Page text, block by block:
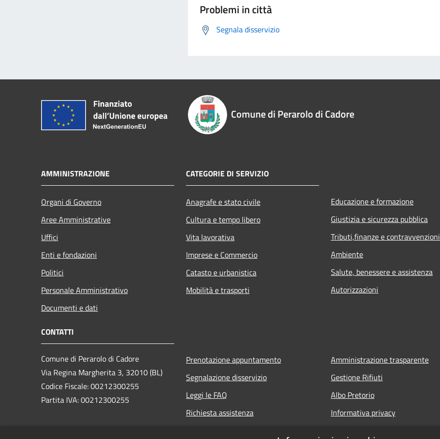
Problemi in città
Segnala disservizio
Comune di Perarolo di Cadore
AMMINISTRAZIONE
Organi di Governo
Aree Amministrative
Uffici
Enti e fondazioni
Politici
Personale Amministrativo
Documenti e dati
CATEGORIE DI SERVIZIO
Anagrafe e stato civile
Cultura e tempo libero
Vita lavorativa
Imprese e Commercio
Catasto e urbanistica
Mobilità e trasporti
Educazione e formazione
Giustizia e sicurezza pubblica
Tributi,finanze e contravvenzioni
Ambiente
Salute, benessere e assistenza
Autorizzazioni
CONTATTI
Comune di Perarolo di Cadore
Via Regina Margherita 3, 32010 (BL)
Codice Fiscale: 00212300255
Partita IVA: 00212300255
Prenotazione appuntamento
Segnalazione disservizio
Leggi le FAQ
Richiesta assistenza
Amministrazione trasparente
Gestione Rifiuti
Albo Pretorio
Informativa privacy